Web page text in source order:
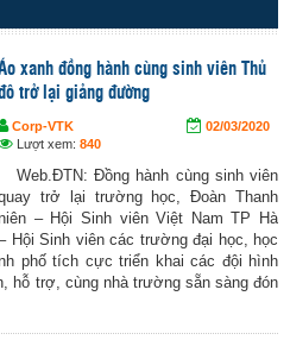
xanh đồng hành cùng sinh viên Thủ
trở lại giảng đường
Corp-VTK
02/03/2020
Lượt xem: 840
Web.ĐTN: Đồng hành cùng sinh viên
trở lại trường học, Đoàn Thanh
– Hội Sinh viên Việt Nam TP Hà
Hội Sinh viên các trường đại học, học
phố tích cực triển khai các đội hình
hỗ trợ, cùng nhà trường sẵn sàng đón